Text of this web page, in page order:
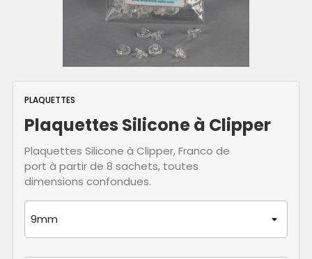
PLAQUETTES
Plaquettes Silicone à Clipper
Plaquettes Silicone à Clipper, Franco de
port à partir de 8 sachets, toutes
dimensions confondues.